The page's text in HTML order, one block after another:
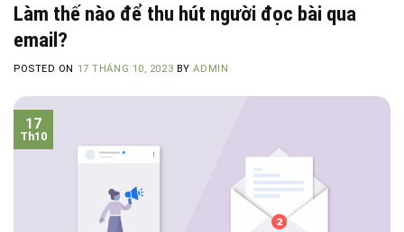
Làm thế nào để thu hút người đọc bài qua
email?
POSTED ON 17 THÁNG 10, 2023 BYADMIN
17
Th10